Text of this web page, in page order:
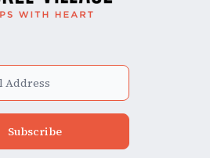
Subscribe